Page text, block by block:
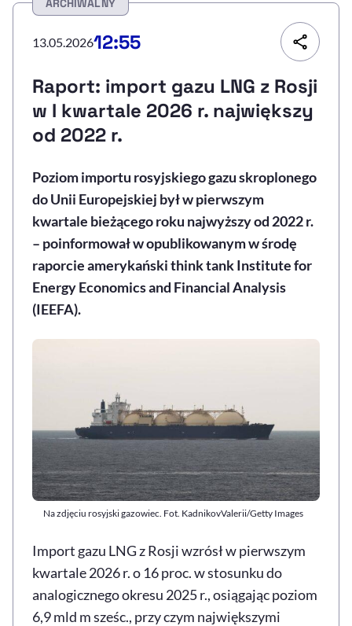
Sprawdź, jak i dlaczego zwiększamy dostępność , otwiera się w nowym
Deklaracja dostępności, otwiera się w nowym oknie
Zgłoś problem
, otwiera się w
ARCHIWALNY
13.05.202612:55
Raport: import gazu LNG z Rosji
w I kwartale 2026 r. największy
od 2022 r.
Poziom importu rosyjskiego gazu skroplonego
do Unii Europejskiej był w pierwszym
kwartale bieżącego roku najwyższy od 2022 r.
– poinformował w opublikowanym w środę
raporcie amerykański think tank Institute for
Energy Economics and Financial Analysis
(IEEFA).
Na zdjęciu rosyjski gazowiec. Fot. KadnikovValerii/Getty Images
Import gazu LNG z Rosji wzrósł w pierwszym
kwartale 2026 r. o 16 proc. w stosunku do
analogicznego okresu 2025 r., osiągając poziom
6,9 mld m sześc., przy czym największymi